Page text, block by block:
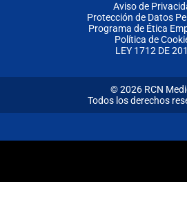
Aviso de
Protección de Datos
Programa de Ética
Política de
LEY 1712 DE
© 2026 RCN
Todos los derechos